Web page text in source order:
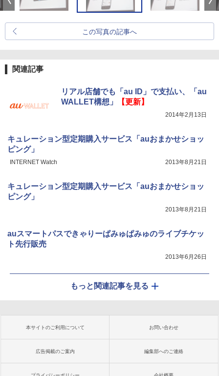
この写真の記事へ
関連記事
リアル店舗でも「au ID」で支払い、「au
WALLET構想」
【更新】
2014年2月13日
キュレーション型定期購入サービス「auおまかせショッ
ピング」
INTERNET Watch 2013年8月21日
キュレーション型定期購入サービス「auおまかせショッ
ピング」
2013年8月21日
auスマートパスできゃりーぱみゅぱみゅのライブチケッ
ト先行販売
2013年6月26日
もっと関連記事を見る
本サイトのご利用について お問い合わせ
広告掲載のご案内 編集部へのご連絡